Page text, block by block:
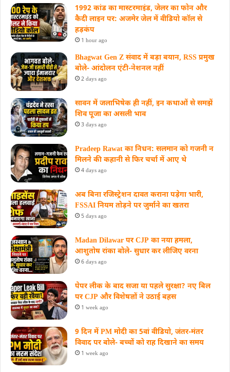
1992 कांड का मास्टरमाइंड, जेलर का फोन और
कैदी लाइन पर: अजमेर जेल में वीडियो कॉल से
हड़कंप
1 hour ago
Bhagwat Gen Z संवाद में बड़ा बयान, RSS प्रमुख
बोले- आंदोलन एंटी-नेशनल नहीं
2 days ago
सावन में जलाभिषेक ही नहीं, इन कथाओं से समझें
शिव पूजा का असली भाव
3 days ago
Pradeep Rawat का निधन: सलमान को गजनी न
मिलने की कहानी से फिर चर्चा में आए थे
4 days ago
अब बिना रजिस्ट्रेशन दावत कराना पड़ेगा भारी,
FSSAI नियम तोड़ने पर जुर्माने का खतरा
5 days ago
Madan Dilawar पर CJP का नया हमला,
आशुतोष रांका बोले- सुधार कर लीजिए वरना
6 days ago
पेपर लीक के बाद सजा या पहले सुरक्षा? नए बिल
पर CJP और विशेषज्ञों ने उठाई बहस
1 week ago
9 दिन में PM मोदी का 5वां वीडियो, जंतर-मंतर
विवाद पर बोले- बच्चों को राह दिखाने का समय
1 week ago